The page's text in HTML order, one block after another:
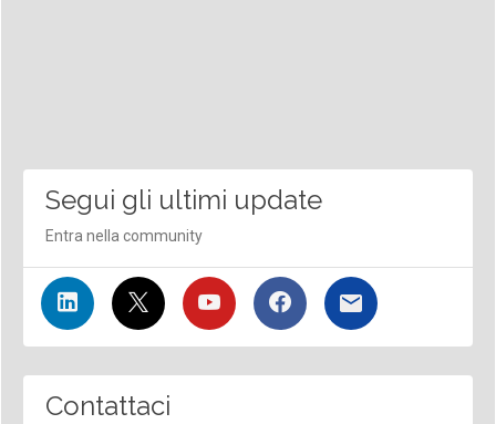
Segui gli ultimi update
Entra nella community
Contattaci